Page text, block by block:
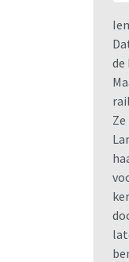
de